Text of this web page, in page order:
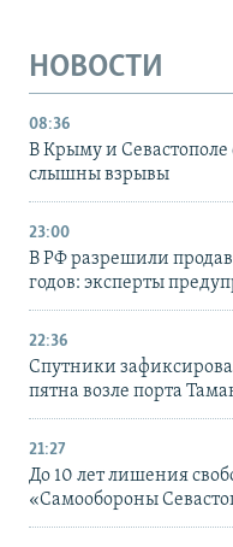
НОВОСТИ
08:36
В Крыму и
слышны взрывы
23:00
В РФ разрешили
годов: эксперты
22:36
Спутники
пятна возле порта
21:27
До 10 лет лишения
«Самообороны